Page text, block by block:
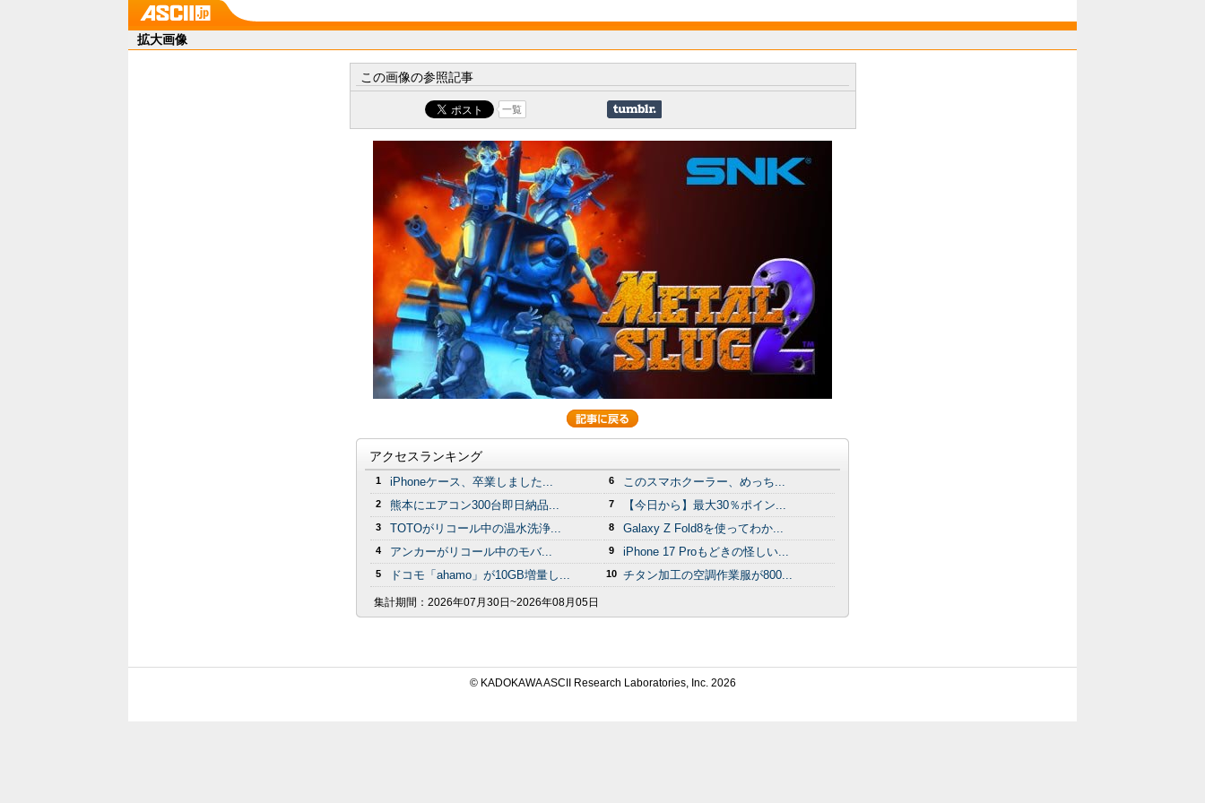
拡大画像
この画像の参照記事
一覧
アクセスランキング
1 iPhoneケース、卒業しました...
2 熊本にエアコン300台即日納品...
3 TOTOがリコール中の温水洗浄...
4 アンカーがリコール中のモバ...
5 ドコモ「ahamo」が10GB増量し...
6 このスマホクーラー、めっち...
7 【今日から】最大30％ポイン...
8 Galaxy Z Fold8を使ってわか...
9 iPhone 17 Proもどきの怪しい...
10 チタン加工の空調作業服が800...
集計期間： 2026年07月30日~2026年08月05日
© KADOKAWA ASCII Research Laboratories, Inc. 2026